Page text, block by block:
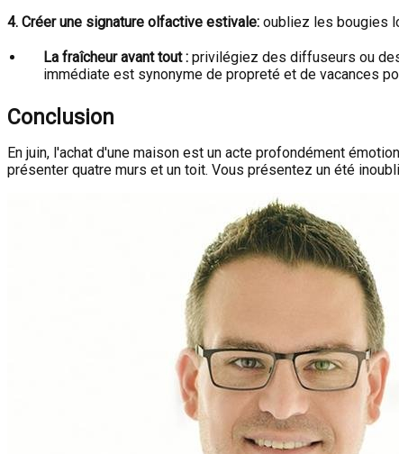
4. Créer une signature olfactive estivale: oubliez les bougies
La fraîcheur avant tout : privilégiez des diffuseurs ou
immédiate est synonyme de propreté et de vacances
Conclusion
En juin, l'achat d'une maison est un acte profondément
présenter quatre murs et un toit. Vous présentez un été